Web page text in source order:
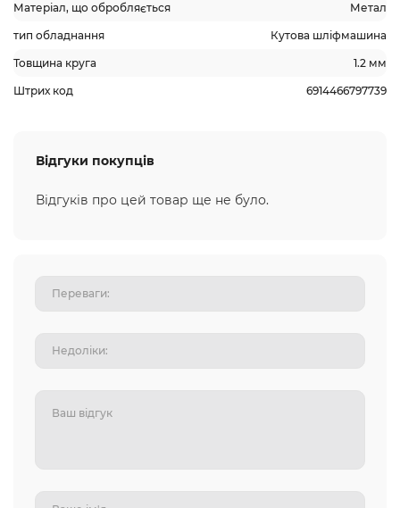
Матеріал, що обробляється Метал
тип обладнання Кутова шліфмашина
Товщина круга 1.2 мм
Штрих код 6914466797739
Відгуки покупців
Відгуків про цей товар ще не було.